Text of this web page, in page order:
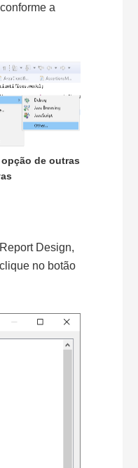
conforme a
de outras
Design,
no botão